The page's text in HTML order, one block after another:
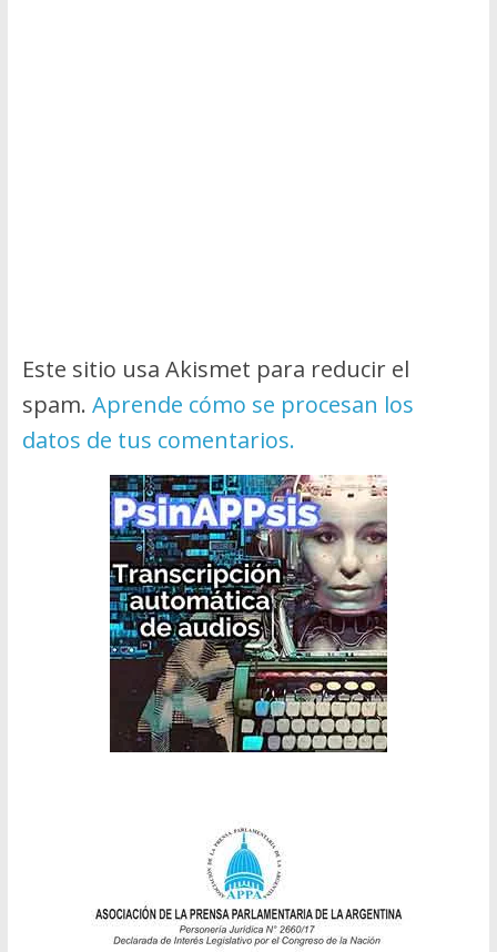
Este sitio usa Akismet para reducir el
spam. Aprende cómo se procesan los
datos de tus comentarios.